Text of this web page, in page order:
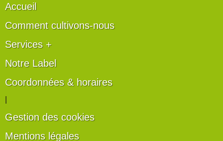
Accueil
Comment cultivons-nous
Services +
Notre Label
Coordonnées & horaires
Gestion des cookies
Mentions légales